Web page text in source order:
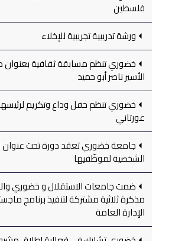
فلسطين
ورشة تدريبية تجريبية للإخلاء
خضوري تنظم مسابقة ثقافية بعنوان
الأسير ناصر أبو حميد
خضوري تنظم حفل وداع وتكريم
عورتاني
جامعة خضوري تعقد دورة تحت عنوان
الشخصية لموظّفيها
ضمت جامعات الاستقلال و خضوري
مذكرة ثلاثية مشتركة لتنفيذ برنامج
الإدارة العامة